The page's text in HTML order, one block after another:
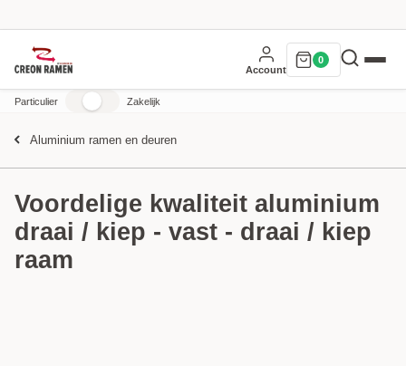
Account
0
Particulier Zakelijk
Aluminium ramen en deuren
Voordelige kwaliteit aluminium
draai / kiep - vast - draai / kiep
raam